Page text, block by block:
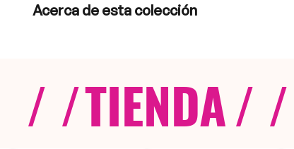
Acerca de esta colección
/ /TIENDA/ /